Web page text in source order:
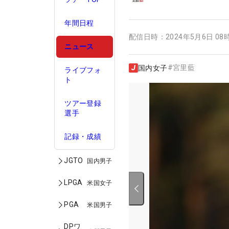
年間日程
ニュース
ライブフォ
ト
ツアー登録
選手
記録・成績
JGTO 国内男子
LPGA 米国女子
PGA 米国男子
DPワ
配信日時： 2024年5月6日 08
国内女子#宮里藍